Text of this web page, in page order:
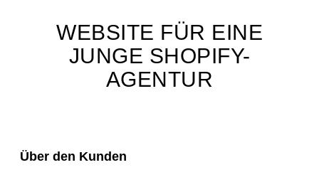
WEBSITE FÜR EINE
JUNGE SHOPIFY-
AGENTUR
Über den Kunden